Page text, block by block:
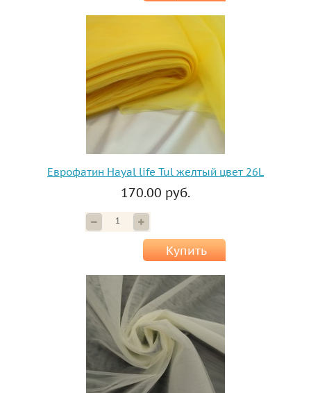
Еврофатин Hayal life Tul желтый цвет 26L
170.00 руб.
Купить